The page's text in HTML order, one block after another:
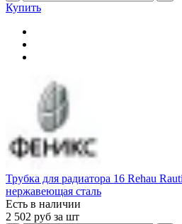
Купить
Трубка для радиатора 16 Rehau
нержавеющая сталь
Есть в наличии
2 502 руб за шт